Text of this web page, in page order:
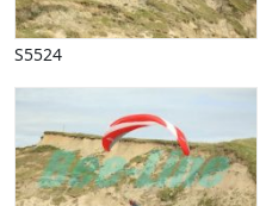
Påske
Penge, finans
Politik, arbejdsmarked
Restauration, hotel
Scenarier
S5524